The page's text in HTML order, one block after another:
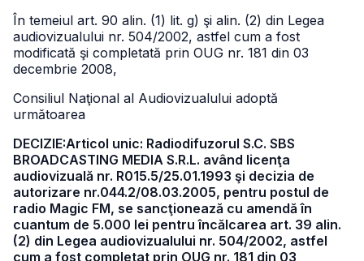
În temeiul art. 90 alin. (1) lit. g) şi alin. (2) din Legea
audiovizualului nr. 504/2002, astfel cum a fost
modificată şi completată prin OUG nr. 181 din 03
decembrie 2008,
Consiliul Naţional al Audiovizualului adoptă
următoarea
DECIZIE:Articol unic: Radiodifuzorul S.C. SBS
BROADCASTING MEDIA S.R.L. având licenţa
audiovizuală nr. R015.5/25.01.1993 şi decizia de
autorizare nr.044.2/08.03.2005, pentru postul de
radio Magic FM, se sancţionează cu amendă în
cuantum de 5.000 lei pentru încălcarea art. 39 alin.
(2) din Legea audiovizualului nr. 504/2002, astfel
cum a fost completat prin OUG nr. 181 din 03